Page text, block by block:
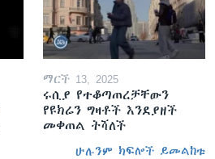
ማርች 13, 2025
ሩሲያ የተቆጣጠረቻቸውን
የዩክሬን ግዛቶች እንደያዘች
መቀጠል ትሻለች
ሁሉንም ክፍሎች ይመልከቱ